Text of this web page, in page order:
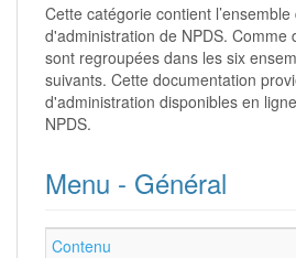
Cette catégorie contient
d'administration de NPDS. Comme
sont regroupées dans les six
suivants. Cette documentation
d'administration disponibles en
NPDS.
Menu - Général
Contenu